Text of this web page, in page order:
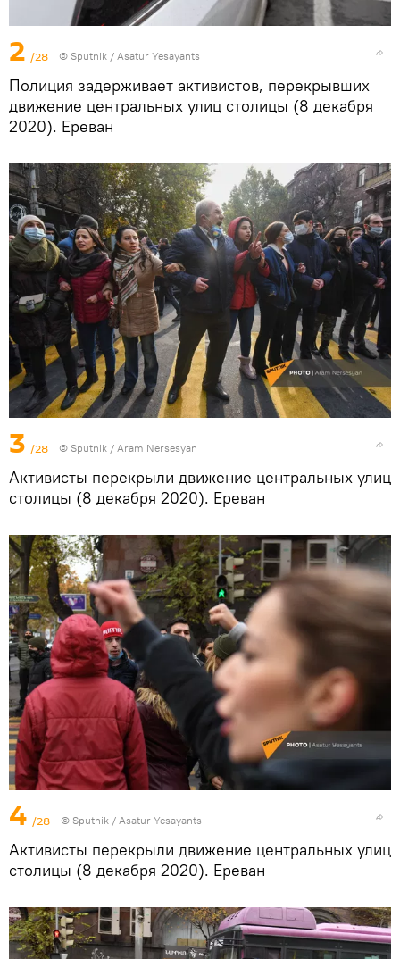
2 /28 © Sputnik / Asatur Yesayants
Полиция задерживает активистов, перекрывших
движение центральных улиц столицы (8 декабря
2020). Еревaн
3 /28 © Sputnik / Aram Nersesyan
Активисты перекрыли движение центральных улиц
столицы (8 декабря 2020). Еревaн
4 /28 © Sputnik / Asatur Yesayants
Активисты перекрыли движение центральных улиц
столицы (8 декабря 2020). Еревaн